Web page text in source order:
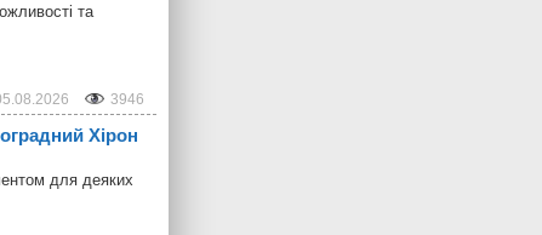
та
3946
Хірон
для деяких